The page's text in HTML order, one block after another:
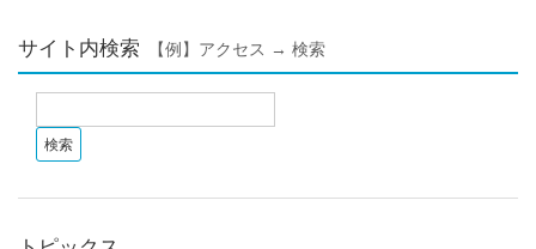
サイト内検索 【例】アクセス → 検索